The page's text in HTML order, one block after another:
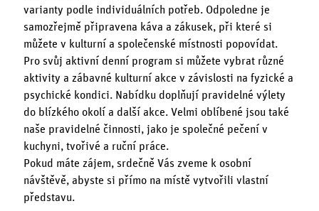
varianty podle individuálních potřeb. Odpoledne je
samozřejmě připravena káva a zákusek, při které si
můžete v kulturní a společenské místnosti popovídat.
Pro svůj aktivní denní program si můžete vybrat různé
aktivity a zábavné kulturní akce v závislosti na fyzické a
psychické kondici. Nabídku doplňují pravidelné výlety
do blízkého okolí a další akce. Velmi oblíbené jsou také
naše pravidelné činnosti, jako je společné pečení v
kuchyni, tvořivé a ruční práce.
Pokud máte zájem, srdečně Vás zveme k osobní
návštěvě, abyste si přímo na místě vytvořili vlastní
představu.